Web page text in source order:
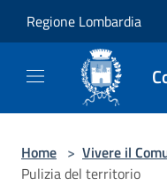
Regione Lombardia
Home > Vivere il
Pulizia del territorio